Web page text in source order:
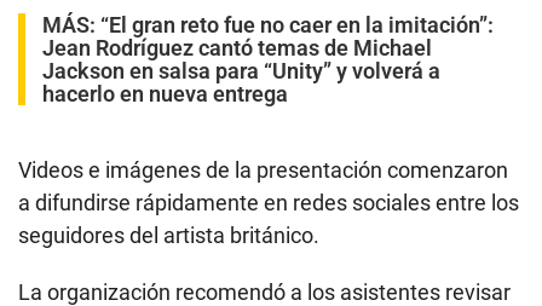
MÁS: “El gran reto fue no caer en la imitación”:
Jean Rodríguez cantó temas de Michael
Jackson en salsa para “Unity” y volverá a
hacerlo en nueva entrega
Videos e imágenes de la presentación comenzaron
a difundirse rápidamente en redes sociales entre los
seguidores del artista británico.
La organización recomendó a los asistentes revisar